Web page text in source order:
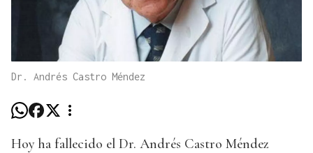
Dr. Andrés Castro Méndez
Hoy ha fallecido el Dr. Andrés Castro Méndez